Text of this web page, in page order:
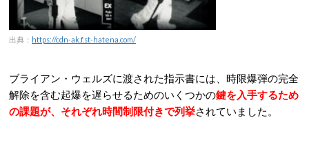
出典： https://cdn-ak.f.st-hatena.com/
ブライアン・ウェルズに渡された指示書には、時限爆弾の完全
解除を含む起爆を遅らせるためのいくつかの鍵を入手するため
の課題が、それぞれ時間制限付きで列挙されていました。